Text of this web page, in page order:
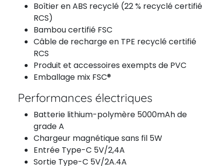
Boîtier en ABS recyclé (22 % recyclé certifié
RCS)
Bambou certifié FSC
Câble de recharge en TPE recyclé certifié
RCS
Produit et accessoires exempts de PVC
Emballage mix FSC®
Performances électriques
Batterie lithium-polymère 5000mAh de
grade A
Chargeur magnétique sans fil 5W
Entrée Type-C 5V/2,4A
Sortie Type-C 5V/2A.4A